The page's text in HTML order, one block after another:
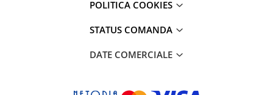
POLITICA COOKIES
STATUS COMANDA
DATE COMERCIALE